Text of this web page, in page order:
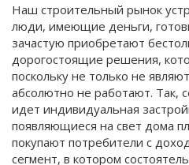
Наш строительный рынок
люди, имеющие деньги,
зачастую приобретают
дорогостоящие решения,
поскольку не только не
абсолютно не работают. Так,
идет индивидуальная
появляющиеся на свет дома
покупают потребители с
сегмент, в котором